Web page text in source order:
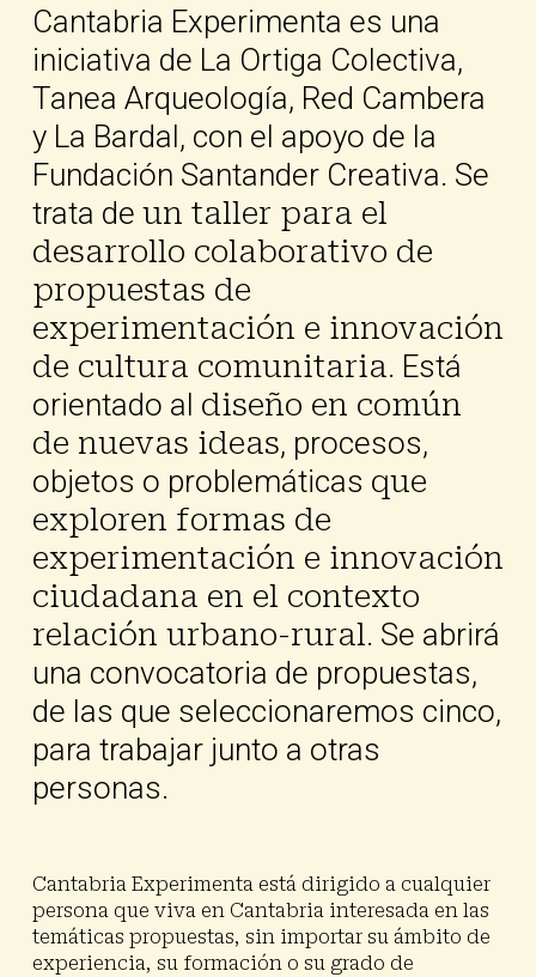
Cantabria Experimenta es una
iniciativa de La Ortiga Colectiva,
Tanea Arqueología, Red Cambera
y La Bardal, con el apoyo de la
Fundación Santander Creativa. Se
trata de un taller para el
desarrollo colaborativo de
propuestas de
experimentación e innovación
de cultura comunitaria. Está
orientado al diseño en común
de nuevas ideas, procesos,
objetos o problemáticas que
exploren formas de
experimentación e innovación
ciudadana en el contexto
relación urbano-rural. Se abrirá
una convocatoria de propuestas,
de las que seleccionaremos cinco,
para trabajar junto a otras
personas.
Cantabria Experimenta está dirigido a cualquier
persona que viva en Cantabriainteresada en las
temáticas propuestas, sin importar su ámbito de
experiencia, su formación o su grado de